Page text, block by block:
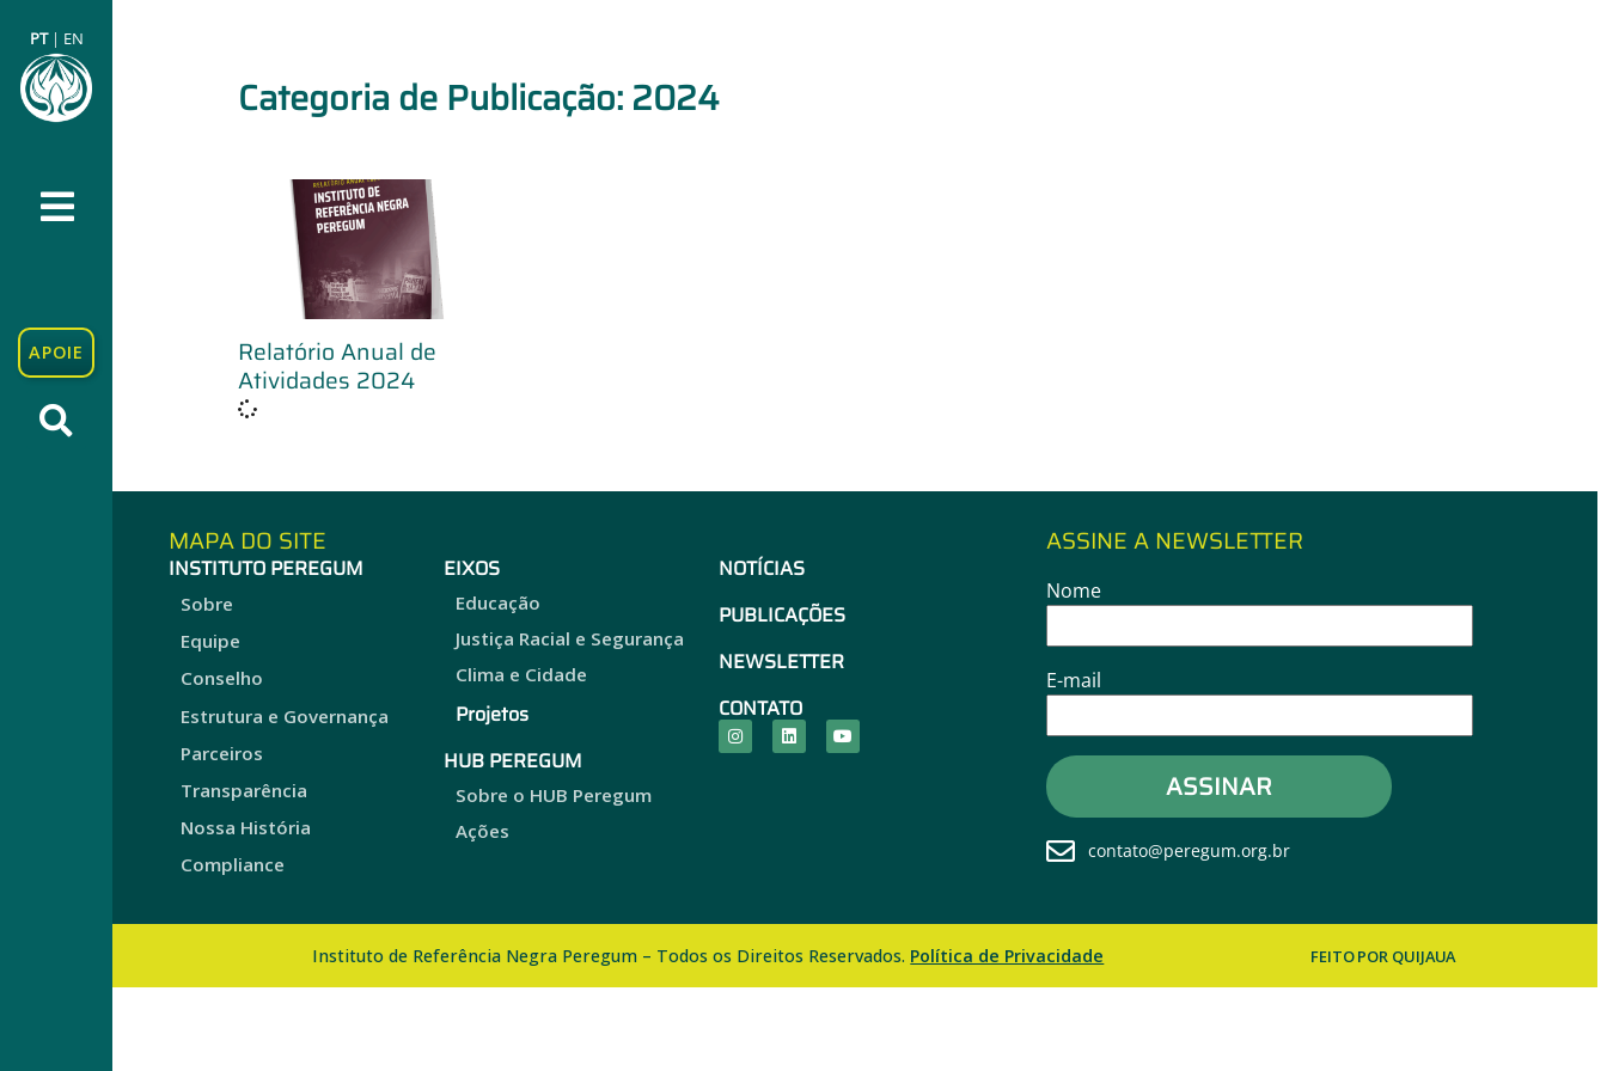
PT| EN
APOIE
Categoria de Publicação: 2024
Relatório Anual de
Atividades 2024
MAPA DO SITE
INSTITUTO PEREGUM
Sobre
Equipe
Conselho
Estrutura e Governança
Parceiros
Transparência
Nossa História
Compliance
EIXOS
Educação
Justiça Racial e Segurança
Clima e Cidade
Projetos
HUB PEREGUM
Sobre o HUB Peregum
Ações
NOTÍCIAS
PUBLICAÇÕES
NEWSLETTER
CONTATO
ASSINE A NEWSLETTER
Nome
E-mail
contato@peregum.org.br
Instituto de Referência Negra Peregum – Todos os Direitos Reservados. Política de Privacidade FEITO POR QUIJAUA